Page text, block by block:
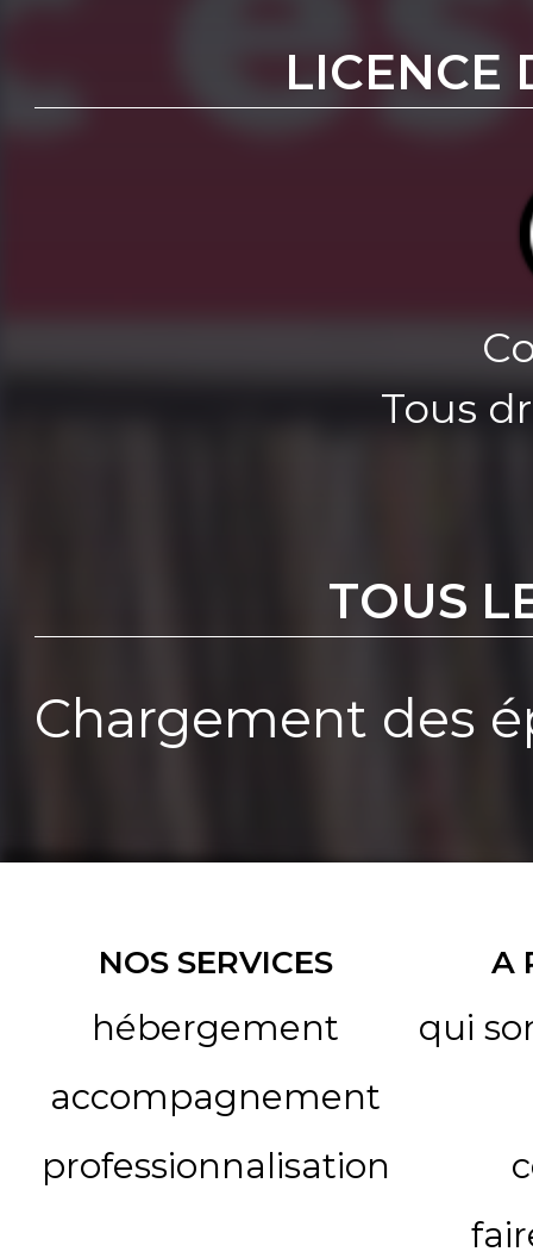
LICENCE
Tous
TOUS
Chargement des
NOS SERVICES
hébergement
accompagnement
professionnalisation
A
qui